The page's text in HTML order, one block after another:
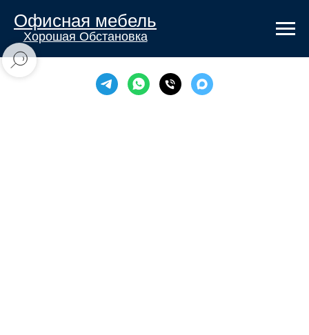
Офисная мебель
Хорошая Обстановка